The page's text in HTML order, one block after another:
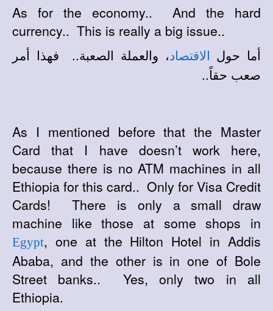
As for the economy.. And the hard
currency.. This is really a big issue..
أما حول
الاقتصاد، والعملة الصعبة.. فهذا أمر
صعب حقاً..
As I mentioned before that the Master
Card that I have doesn’t work here,
because there is no ATM machines in all
Ethiopia for this card.. Only for Visa Credit
Cards! There is only a small draw
machine like those at some shops in
Egypt, one at the Hilton Hotel in Addis
Ababa, and the other is in one of Bole
Street banks.. Yes, only two in all
Ethiopia.